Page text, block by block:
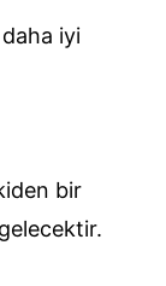
iyi
bir